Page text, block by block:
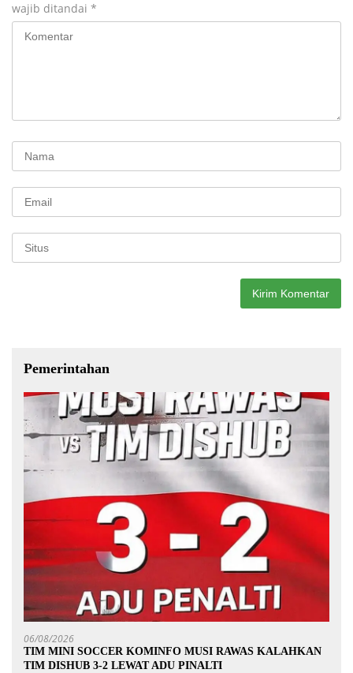
wajib ditandai *
Pemerintahan
06/08/2026
TIM MINI SOCCER KOMINFO MUSI RAWAS KALAHKAN
TIM DISHUB 3-2 LEWAT ADU PINALTI